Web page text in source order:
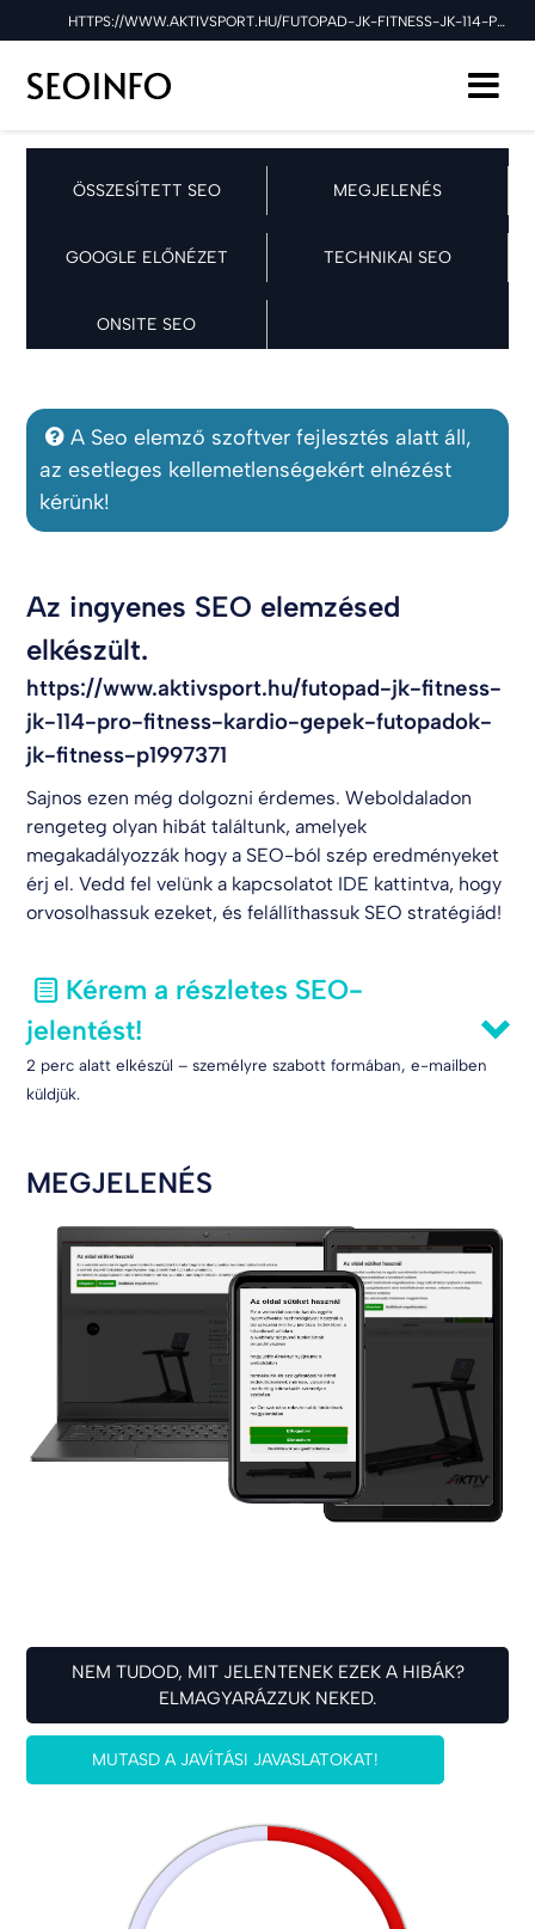
HTTPS://WWW.AKTIVSPORT.HU/FUTOPAD-JK-FITNESS-JK-114-PRO-FITNESS-KARDIO-GEPEK-FUTOPADOK-JK-FITNESS-P1997371 SEO ELLENŐRZÉSE A 202
ÖSSZESÍTETT SEO MEGJELENÉS
GOOGLE ELŐNÉZET TECHNIKAI SEO
ONSITE SEO
A Seo elemző szoftver fejlesztés alatt áll,
az esetleges kellemetlenségekért elnézést
kérünk!
Az ingyenes SEO elemzésed
elkészült.
https://www.aktivsport.hu/futopad-jk-fitness-
jk-114-pro-fitness-kardio-gepek-futopadok-
jk-fitness-p1997371
Sajnos ezen még dolgozni érdemes. Weboldaladon
rengeteg olyan hibát találtunk, amelyek
megakadályozzák hogy a SEO-ból szép eredményeket
érj el. Vedd fel velünk a kapcsolatot IDE kattintva, hogy
orvosolhassuk ezeket, és felállíthassuk SEO stratégiád!
Kérem a részletes SEO-
jelentést!
2 perc alatt elkészül – személyre szabott formában, e-mailben
küldjük.
MEGJELENÉS
NEM TUDOD, MIT JELENTENEK EZEK A HIBÁK?
ELMAGYARÁZZUK NEKED.
MUTASD A JAVÍTÁSI JAVASLATOKAT!